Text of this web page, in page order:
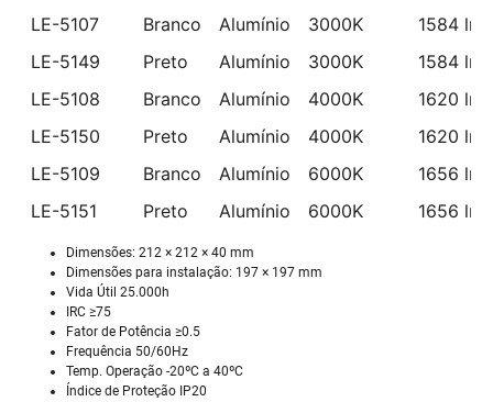
LE-5107
Branco Alumínio 3000K
1584 lm
LE-5149
Preto Alumínio 3000K
1584 lm
LE-5108
Branco Alumínio 4000K
1620 lm
LE-5150
Preto Alumínio 4000K
1620 lm
LE-5109
Branco Alumínio 6000K
1656 lm
LE-5151
Preto Alumínio 6000K 1656 lm
Dimensões: 212 × 212 × 40 mm
Dimensões para instalação: 197 × 197 mm
Vida Útil 25.000h
IRC ≥75
Fator de Potência ≥0.5
Frequência 50/60Hz
Temp. Operação -20ºC a 40ºC
Índice de Proteção IP20